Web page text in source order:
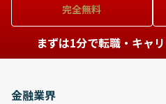
完全無料
まずは1分で転職・キャ
金融業界